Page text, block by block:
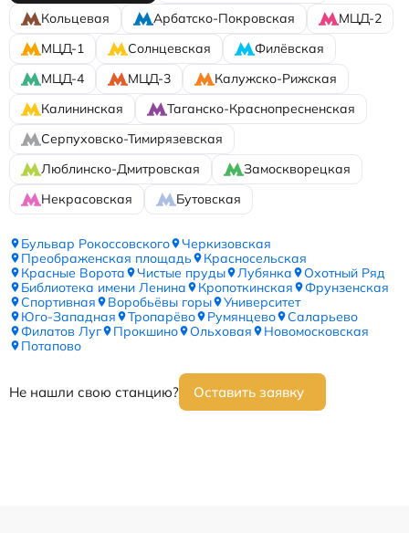
Кольцевая
Арбатско-Покровская
МЦД-2
МЦД-1
Солнцевская
Филёвская
МЦД-4
МЦД-3
Калужско-Рижская
Калининская
Таганско-Краснопресненская
Серпуховско-Тимирязевская
Люблинско-Дмитровская
Замоскворецкая
Некрасовская
Бутовская
Бульвар Рокоссовского
Черкизовская
Преображенская площадь
Красносельская
Красные Ворота
Чистые пруды Лубянка
Охотный Ряд
Библиотека имени Ленина
Кропоткинская
Фрунзенская
Спортивная
Воробьёвы горы
Университет
Юго-Западная
Тропарёво Румянцево
Саларьево
Филатов Луг
Прокшино Ольховая
Новомосковская
Потапово
Не нашли свою станцию? Оставить заявку